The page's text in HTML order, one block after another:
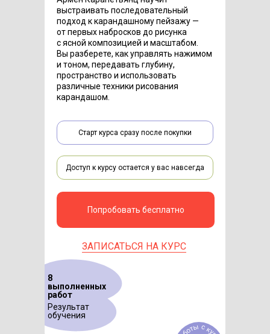
выстраивать последовательный
подход к карандашному пейзажу —
от первых набросков до рисунка
с ясной композицией и масштабом.
Вы разберете, как управлять нажимом
и тоном, передавать глубину,
пространство и использовать
различные техники рисования
карандашом.
Попробовать бесплатно
ЗАПИСАТЬСЯ НА КУРС
Доступ к курсу остается у вас навсегда
Результат
обучения
Старт курса сразу после покупки
8
выполненных
работ